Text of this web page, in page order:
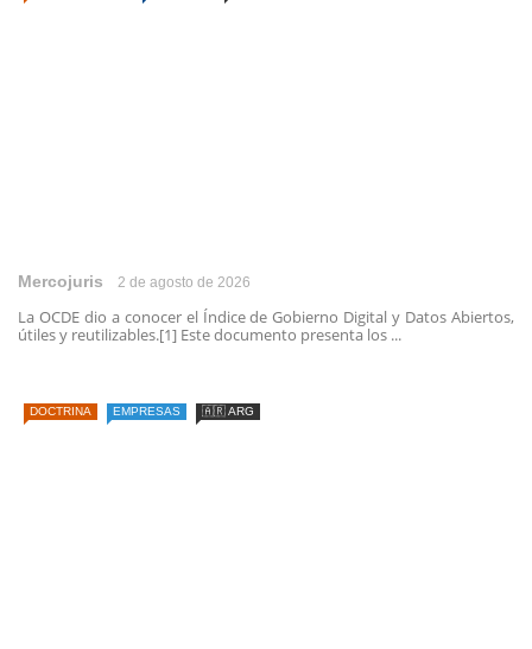
Mercojuris 2 de agosto de 2026
La OCDE dio a conocer el Índice de Gobierno Digital y Datos Abiertos,
útiles y reutilizables.[1] Este documento presenta los ...
DOCTRINA EMPRESAS 🇦🇷 ARG